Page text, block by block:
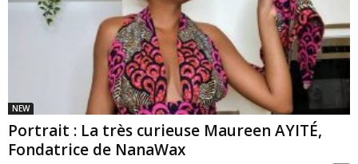
NEW
Portrait : La très curieuse Maureen AYITÉ,
Fondatrice de NanaWax